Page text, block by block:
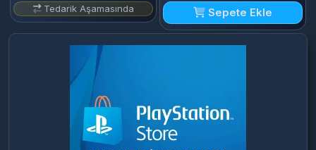
Tedarik Aşamasında Sepete Ekle